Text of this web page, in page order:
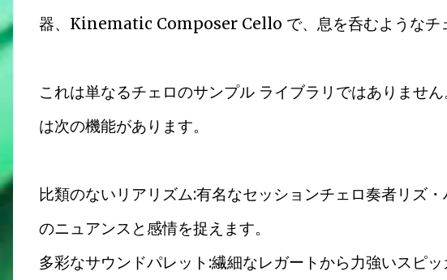
器、Kinematic Composer Cello で、息を呑むようなチ
これは単なるチェロのサンプル ライブラリではありま
は次の機能があります。
比類のないリアリズム:有名なセッションチェロ奏者リズ
のニュアンスと感情を捉えます。
多彩なサウンドパレット:繊細なレガートから力強いスピ